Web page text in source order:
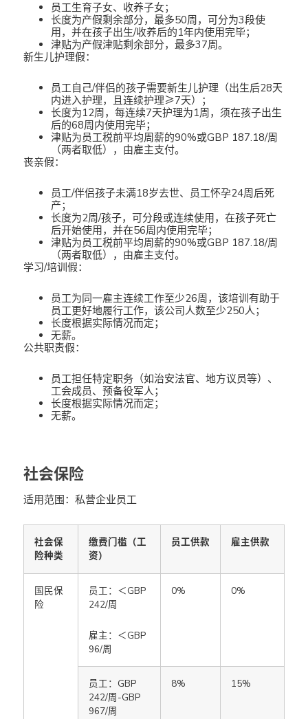
员工生育子女、收养子女；
长度为产假剩余部分，最多50周，可分为3段使
用，并在孩子出生/收养后的1年内使用完毕；
津贴为产假津贴剩余部分，最多37周。
新生儿护理假：
员工自己/伴侣的孩子需要新生儿护理（出生后28天
内进入护理，且连续护理≥7天）；
长度为12周，每连续7天护理为1周，须在孩子出生
后的68周内使用完毕；
津贴为员工税前平均周薪的90%或GBP 187.18/周
（两者取低），由雇主支付。
丧亲假：
员工/伴侣孩子未满18岁去世、员工怀孕24周后死
产；
长度为2周/孩子，可分段或连续使用，在孩子死亡
后开始使用，并在56周内使用完毕；
津贴为员工税前平均周薪的90%或GBP 187.18/周
（两者取低），由雇主支付。
学习/培训假：
员工为同一雇主连续工作至少26周，该培训有助于
员工更好地履行工作，该公司人数至少250人；
长度根据实际情况而定；
无薪。
公共职责假：
员工担任特定职务（如治安法官、地方议员等）、
工会成员、预备役军人；
长度根据实际情况而定；
无薪。
社会保险
适用范围：私营企业员工
社会保
险种类
缴费门槛（工
资）
员工供款 雇主供款
国民保
险
员工：＜GBP
242/周
雇主：＜GBP
96/周
0% 0%
员工：GBP
242/周-GBP
967/周
8% 15%